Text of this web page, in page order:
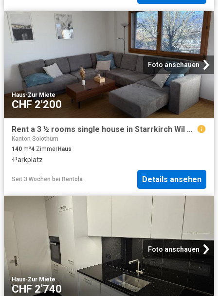
Foto anschauen
Haus·Zur Miete
CHF 2'200
Rent a 3 ½ rooms single house in Starrkirch Wil Flatfox
Kanton Solothurn
140 m²4 ZimmerHaus
·Parkplatz
Seit 3 Wochen bei Rentola Details ansehen
Foto anschauen
Haus·Zur Miete
CHF 2'740